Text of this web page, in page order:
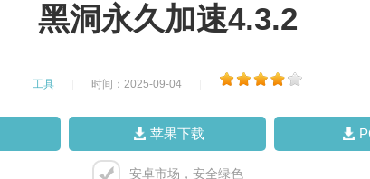
黑洞永久加速4.3.2
工具 时间：2025-09-04
苹果下载
安卓市场，安全绿色